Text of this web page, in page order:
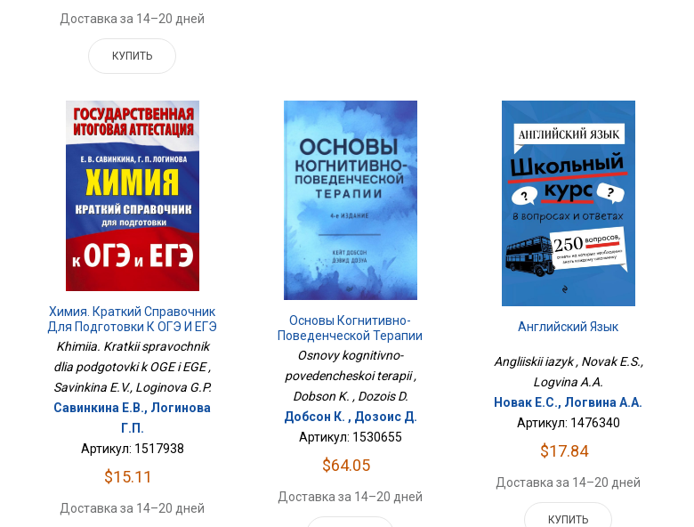
Доставка за 14–20 дней
КУПИТЬ
Химия. Краткий Справочник
Для Подготовки К ОГЭ И ЕГЭ
Khimiia. Kratkii spravochnik
dlia podgotovki k OGE i EGE ,
Savinkina E.V., Loginova G.P.
Савинкина Е.В., Логинова
Г.П.
Артикул: 1517938
$15.11
Доставка за 14–20 дней
Основы Когнитивно-
Поведенческой Терапии
Osnovy kognitivno-
povedencheskoi terapii ,
Dobson K. , Dozois D.
Добсон К. , Дозоис Д.
Артикул: 1530655
$64.05
Доставка за 14–20 дней
Английский Язык
Angliiskii iazyk , Novak E.S.,
Logvina A.A.
Новак Е.С., Логвина А.А.
Артикул: 1476340
$17.84
Доставка за 14–20 дней
КУПИТЬ